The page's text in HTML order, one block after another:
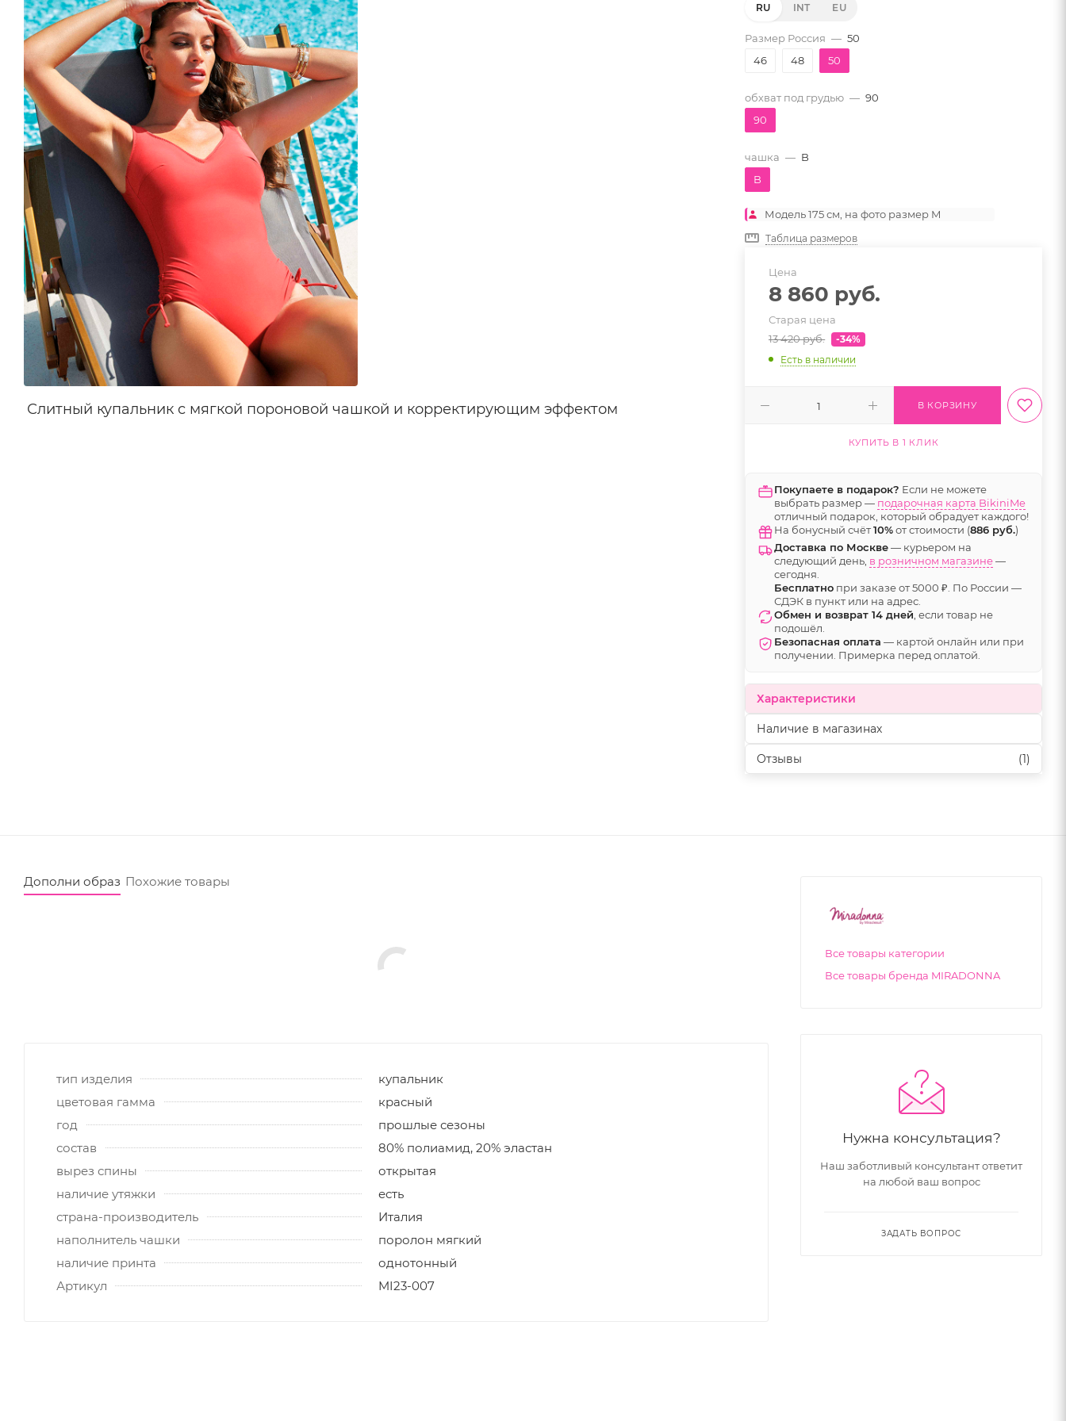
Слитный купальник с мягкой пороновой чашкой и корректирующим эффектом
RU INT EU
Размер Россия — 50
46
48 50
обхват под грудью — 90
90
чашка — B
B
Модель 175 см, на фото размер M
Таблица размеров
Цена
8 860 руб.
Старая цена
13 420руб.
-34%
Есть в наличии
В КОРЗИНУ
КУПИТЬ В 1 КЛИК
Покупаете в подарок? Если не можете
выбрать размер — подарочная карта BikiniMe
отличный подарок, который обрадует каждого!
На бонусный счёт10%от стоимости (886 руб.)
Доставка по Москве— курьером на
следующий день, в розничном магазине—
сегодня.
Бесплатно при заказе от 5000 ₽. По России —
СДЭК в пункт или на адрес.
Обмен и возврат 14 дней , если товар не
подошёл.
Безопасная оплата — картой онлайн или при
получении. Примерка перед оплатой.
Характеристики
Наличие в магазинах
Отзывы (1)
Дополни образ Похожие товары
тип изделия
купальник
цветовая гамма
красный
год
прошлые сезоны
состав
80% полиамид, 20% эластан
вырез спины
открытая
наличие утяжки
есть
страна-производитель
Италия
наполнитель чашки
поролон мягкий
наличие принта
однотонный
Артикул
MI23-007
Все товары категории
Все товары бренда MIRADONNA
Нужна консультация?
Наш заботливый консультант ответит
на любой ваш вопрос
ЗАДАТЬ ВОПРОС